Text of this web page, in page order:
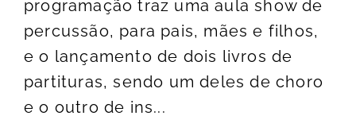
programação traz uma aula show de
percussão, para pais, mães e filhos,
e o lançamento de dois livros de
partituras, sendo um deles de choro
e o outro de ins...